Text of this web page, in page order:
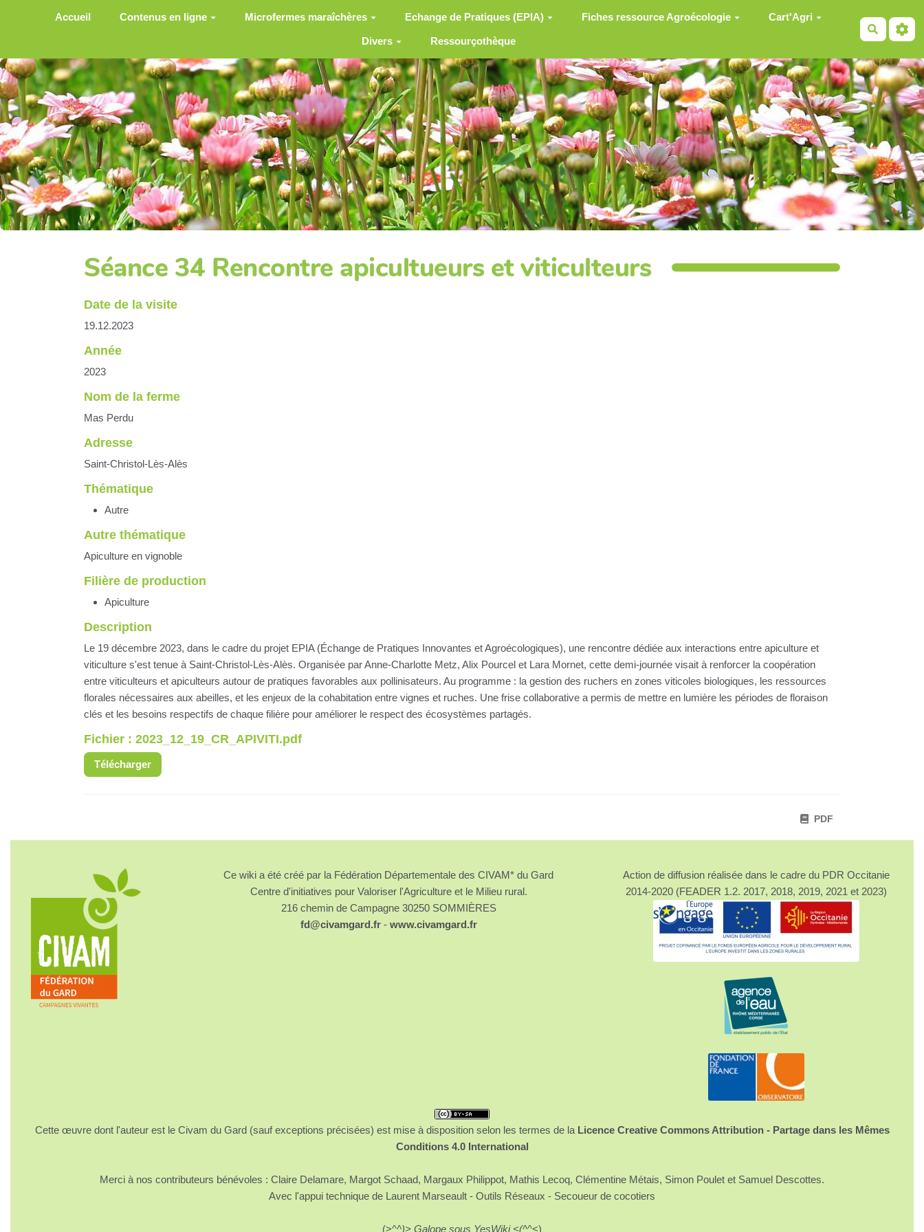
Aller au contenu principal
Accueil Contenus en ligne Microfermes maraîchères Echange de Pratiques (EPIA) Fiches ressource Agroécologie Cart'Agri
Divers Ressourçothèque
Séance 34 Rencontre apicultueurs et viticulteurs
Date de la visite
19.12.2023
Année
2023
Nom de la ferme
Mas Perdu
Adresse
Saint-Christol-Lès-Alès
Thématique
Autre
Autre thématique
Apiculture en vignoble
Filière de production
Apiculture
Description
Le 19 décembre 2023, dans le cadre du projet EPIA (Échange de Pratiques Innovantes et Agroécologiques), une rencontre dédiée aux interactions entre apiculture et
viticulture s'est tenue à Saint-Christol-Lès-Alès. Organisée par Anne-Charlotte Metz, Alix Pourcel et Lara Mornet, cette demi-journée visait à renforcer la coopération
entre viticulteurs et apiculteurs autour de pratiques favorables aux pollinisateurs. Au programme : la gestion des ruchers en zones viticoles biologiques, les ressources
florales nécessaires aux abeilles, et les enjeux de la cohabitation entre vignes et ruches. Une frise collaborative a permis de mettre en lumière les périodes de floraison
clés et les besoins respectifs de chaque filière pour améliorer le respect des écosystèmes partagés.
Fichier : 2023_12_19_CR_APIVITI.pdf
Télécharger
PDF
Ce wiki a été créé par la Fédération Départementale des CIVAM* du Gard
Centre d'initiatives pour Valoriser l'Agriculture et le Milieu rural.
216 chemin de Campagne 30250 SOMMIÈRES
fd@civamgard.fr- www.civamgard.fr
Action de diffusion réalisée dans le cadre du PDR Occitanie
2014-2020 (FEADER 1.2. 2017, 2018, 2019, 2021 et 2023)
Cette œuvre dont l'auteur est le Civam du Gard (sauf exceptions précisées) est mise à disposition selon les termes de la Licence Creative Commons Attribution - Partage dans les Mêmes
Conditions 4.0 International
Merci à nos contributeurs bénévoles : Claire Delamare, Margot Schaad, Margaux Philippot, Mathis Lecoq, Clémentine Métais, Simon Poulet et Samuel Descottes.
Avec l'appui technique de Laurent Marseault - Outils Réseaux - Secoueur de cocotiers
(>^^)> Galope sous YesWiki <(^^<)